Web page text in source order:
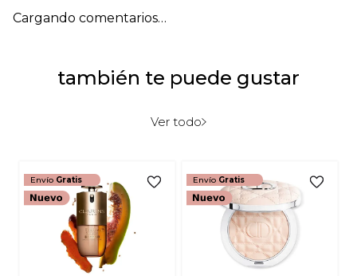
Título
Califica el producto de 1 a 5 estrellas
Dirección de email
Escribe un comentario
Cargando comentarios…
también te puede gustar
Ver todo
Envío Gratis Envío Gratis